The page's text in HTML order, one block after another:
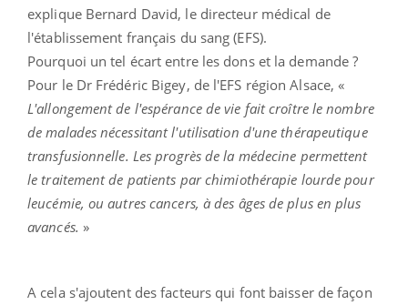
explique Bernard David, le directeur médical de
l'établissement français du sang (EFS).
Pourquoi un tel écart entre les dons et la demande ?
Pour le Dr Frédéric Bigey, de l'EFS région Alsace, «
L'allongement de l'espérance de vie fait croître le nombre
de malades nécessitant l'utilisation d'une thérapeutique
transfusionnelle. Les progrès de la médecine permettent
le traitement de patients par chimiothérapie lourde pour
leucémie, ou autres cancers, à des âges de plus en plus
avancés. »
A cela s'ajoutent des facteurs qui font baisser de façon